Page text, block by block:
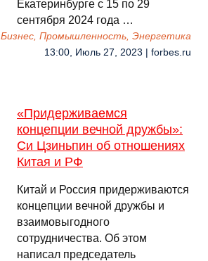
Екатеринбурге с 15 по 29
сентября 2024 года …
Бизнес, Промышленность, Энергетика
13:00, Июль 27, 2023 | forbes.ru
«Придерживаемся
концепции вечной дружбы»:
Си Цзиньпин об отношениях
Китая и РФ
Китай и Россия придерживаются
концепции вечной дружбы и
взаимовыгодного
сотрудничества. Об этом
написал председатель